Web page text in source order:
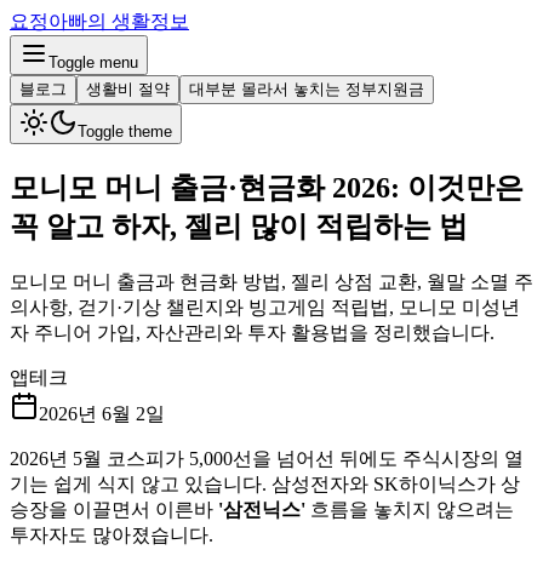
요정아빠의 생활정보
Toggle menu
블로그
생활비 절약 대부분 몰라서 놓치는 정부지원금
Toggle theme
모니모 머니 출금·현금화 2026: 이것만은
꼭 알고 하자, 젤리 많이 적립하는 법
모니모 머니 출금과 현금화 방법, 젤리 상점 교환, 월말 소멸 주
의사항, 걷기·기상 챌린지와 빙고게임 적립법, 모니모 미성년
자 주니어 가입, 자산관리와 투자 활용법을 정리했습니다.
앱테크
2026년 6월 2일
2026년 5월 코스피가 5,000선을 넘어선 뒤에도 주식시장의 열
기는 쉽게 식지 않고 있습니다. 삼성전자와 SK하이닉스가 상
승장을 이끌면서 이른바 '삼전닉스' 흐름을 놓치지 않으려는
투자자도 많아졌습니다.